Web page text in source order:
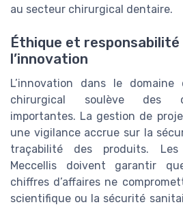
au secteur chirurgical dentaire.
Éthique et responsabilité
l’innovation
L’innovation dans le
chirurgical soulève des
importantes. La gestion de
une vigilance accrue sur la
traçabilité des produits. Les
Meccellis doivent garantir
chiffres d’affaires ne
scientifique ou la sécurité